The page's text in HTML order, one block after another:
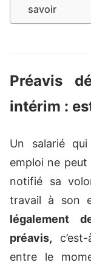
savoir
Préavis
intérim :
Un salarié
emploi ne peut
notifié sa
travail à son
légalement
préavis,
entre le